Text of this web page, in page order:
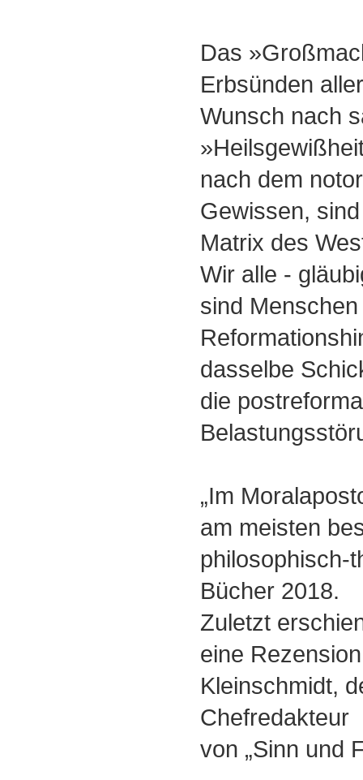
Das
Erbsünden
Wunsch nach
nach dem
Gewissen,
Matrix des
Wir alle -
sind
dasselbe
die
„Im
am meisten
philosophisch-
Bücher 2018.
Zuletzt
eine
Kleinschmidt,
Chefredakteur
von „Sinn und